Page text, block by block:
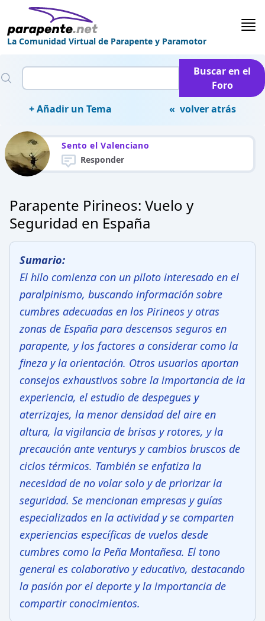
La Comunidad Virtual de Parapente y Paramotor
Buscar en el
Foro
+ Añadir un Tema
« volver atrás
Sento el Valenciano
Responder
Parapente Pirineos: Vuelo y
Seguridad en España
Sumario:
El hilo comienza con un piloto interesado en el
paralpinismo, buscando información sobre
cumbres adecuadas en los Pirineos y otras
zonas de España para descensos seguros en
parapente, y los factores a considerar como la
fineza y la orientación. Otros usuarios aportan
consejos exhaustivos sobre la importancia de la
experiencia, el estudio de despegues y
aterrizajes, la menor densidad del aire en
altura, la vigilancia de brisas y rotores, y la
precaución ante venturys y cambios bruscos de
ciclos térmicos. También se enfatiza la
necesidad de no volar solo y de priorizar la
seguridad. Se mencionan empresas y guías
especializados en la actividad y se comparten
experiencias específicas de vuelos desde
cumbres como la Peña Montañesa. El tono
general es colaborativo y educativo, destacando
la pasión por el deporte y la importancia de
compartir conocimientos.